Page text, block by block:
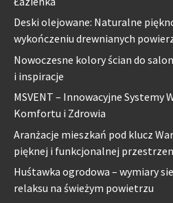
Deski olejowane: Naturalne
wykończeniu drewnianych
Nowoczesne kolory ścian do
i inspiracje
MSVENT – Innowacyjne Systemy
Komfortu i Zdrowia
Aranżacje mieszkań pod klucz
pięknej i funkcjonalnej
Huśtawka ogrodowa – wymiary
relaksu na świeżym powietrzu